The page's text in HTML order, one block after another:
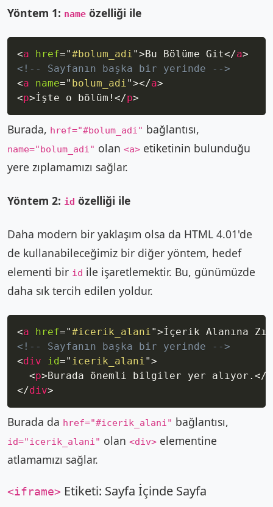
Yöntem 1: name özelliği ile
<a href="#bolum_adi">Bu Bölüme Git</a>
<!-- Sayfanın başka bir yerinde -->
<a name=" bolum_adi"></a>
<p>İşte o bölüm! </p>
Copy
Burada, href="#bolum_adi" bağlantısı,
name="bolum_adi" olan <a> etiketinin bulunduğu
yere zıplamamızı sağlar.
Yöntem 2: id özelliği ile
Daha modern bir yaklaşım olsa da HTML 4.01'de
de kullanabileceğimiz bir diğer yöntem, hedef
elementi bir id ile işaretlemektir. Bu, günümüzde
daha sık tercih edilen yoldur.
<a href="#icerik_alani">İçerik Alanına
<!-- Sayfanın başka bir yerinde -->
<div id=" icerik_alani">
<p>Burada önemli bilgiler yer alıyor. </
</div>
Copy
Burada da href="#icerik_alani" bağlantısı,
id="icerik_alani" olan <div> elementine
atlamamızı sağlar.
<iframe> Etiketi: Sayfa İçinde Sayfa